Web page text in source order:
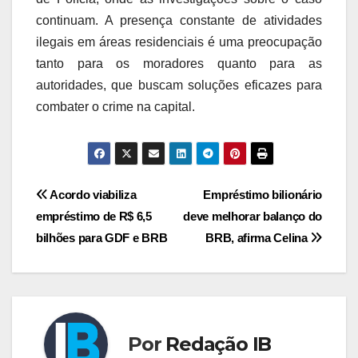
continuam. A presença constante de atividades
ilegais em áreas residenciais é uma preocupação
tanto para os moradores quanto para as
autoridades, que buscam soluções eficazes para
combater o crime na capital.
Navegação
de
Post
Empréstimo bilionário
deve melhorar balanço do
BRB, afirma Celina
Acordo viabiliza
empréstimo de R$ 6,5
bilhões para GDF e BRB
Por Redação IB